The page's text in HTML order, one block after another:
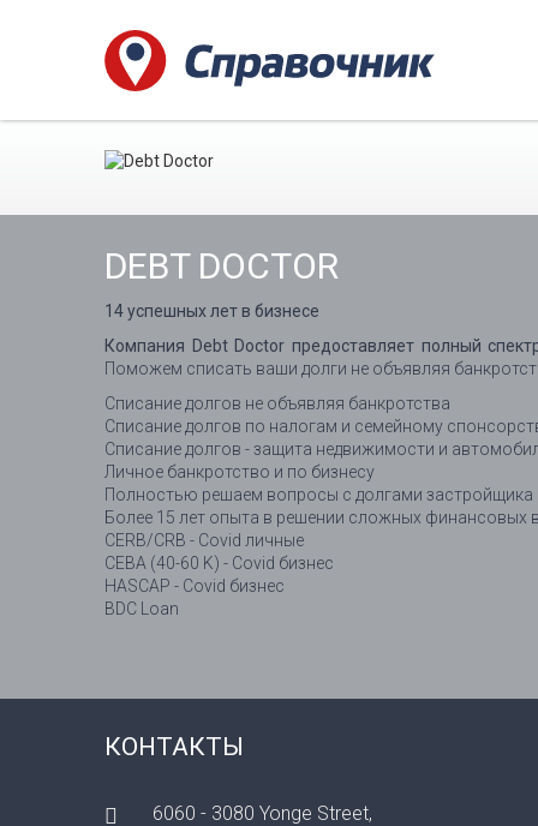
DEBT DOCTOR
14 успешных лет в бизнесе
Компания Debt Doctor предоставляет полный
Поможем списать ваши долги не объявляя
Списание долгов не объявляя банкротства
Списание долгов по налогам и семейному
Списание долгов - защита недвижимости и
Личное банкротство и по бизнесу
Полностью решаем вопросы с долгами застройщика
Более 15 лет опыта в решении сложных финансовых
CERB/CRB - Covid личные
CEBA (40-60 K) - Covid бизнес
HASCAP - Covid бизнес
BDC Loan
КОНТАКТЫ
6060 - 3080 Yonge Street,